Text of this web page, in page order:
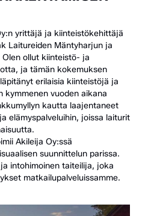
yrittäjä ja kiinteistökehittäjä
Laitureiden Mäntyharjun ja
ollut kiinteistö- ja
ja tämän kokemuksen
erilaisia kiinteistöjä ja
kymmenen vuoden aikana
kautta laajentaneet
elämys­palveluihin, joissa laiturit
Akileija Oy:ssä
suunnittelun parissa.
intohimoinen taiteilija, joka
matkailupalveluissamme.